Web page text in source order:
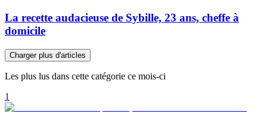
La recette audacieuse de Sybille, 23 ans, cheffe à
domicile
Charger plus d'articles
Les plus lus dans cette catégorie ce mois-ci
1